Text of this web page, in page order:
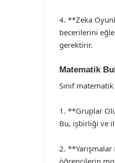
4. **Zeka
becerilerini
gerektirir.
Matematik
Sınıf
1. **Gruplar
Bu, işbirliği ve
2.
öğrencilerin